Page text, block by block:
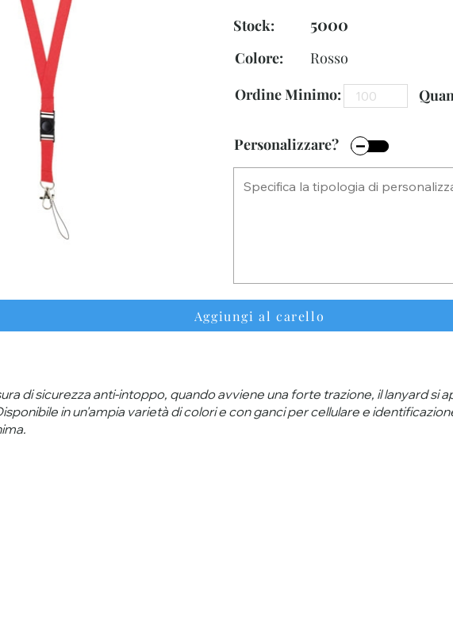
Stock: 5000
Rosso
Colore:
Ordine Minimo:
Personalizzare?
Aggiungi al carello
di sicurezza anti-intoppo, quando avviene una forte trazione, il lanyard si
in un'ampia varietà di colori e con ganci per cellulare e